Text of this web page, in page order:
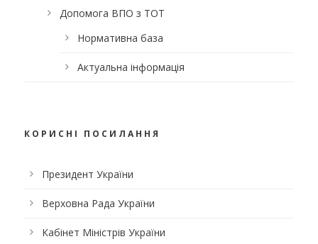
Допомога ВПО з ТОТ
Нормативна база
Актуальна інформація
КОРИСНІ ПОСИЛАННЯ
Президент України
Верховна Рада України
Кабінет Міністрів України